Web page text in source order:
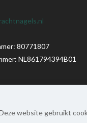
80771807
NL861794394B01
Alle rechten
website gebruikt